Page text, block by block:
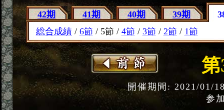
42期 41期 40期 39期
総合成績/ 6節 / 5節 / 4節 / 3節 / 2節 / 1節
第
開催期間: 2021/01/
参